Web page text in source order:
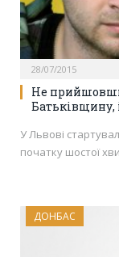
28/07/2015
Не
Батьківщину,
У Львові
початку шостої
ДОНБАС